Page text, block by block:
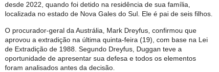
desde 2022, quando foi detido na residência de sua família,
localizada no estado de Nova Gales do Sul. Ele é pai de seis filhos.
O procurador-geral da Austrália, Mark Dreyfus, confirmou que
aprovou a extradição na última quinta-feira (19), com base na Lei
de Extradição de 1988. Segundo Dreyfus, Duggan teve a
oportunidade de apresentar sua defesa e todos os elementos
foram analisados antes da decisão.